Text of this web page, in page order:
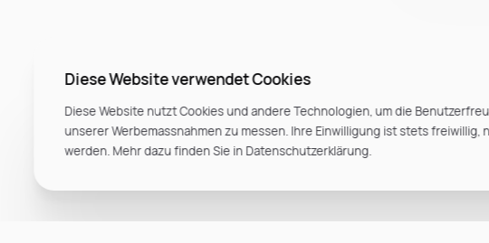
Diese Website verwendet Cookies
Diese Website nutzt Cookies und andere Technologien, um die
unserer Werbemassnahmen zu messen. Ihre Einwilligung ist stets
werden. Mehr dazu finden Sie in Datenschutzerklärung.